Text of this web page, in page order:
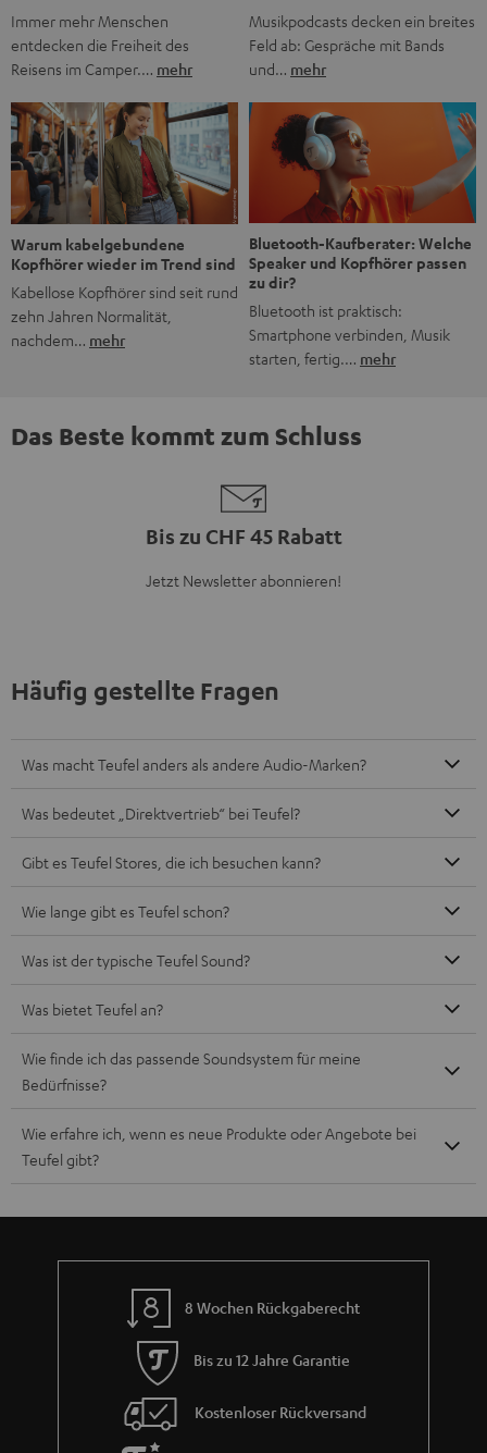
Immer mehr Menschen
entdecken die Freiheit des
Reisens im Camper.… mehr
Musikpodcasts decken ein breites
Feld ab: Gespräche mit Bands
und… mehr
Warum kabelgebundene
Kopfhörer wieder im Trend sind
Kabellose Kopfhörer sind seit rund
zehn Jahren Normalität,
nachdem… mehr
Bluetooth-Kaufberater: Welche
Speaker und Kopfhörer passen
zu dir?
Bluetooth ist praktisch:
Smartphone verbinden, Musik
starten, fertig.… mehr
Das Beste kommt zum Schluss
Bis zu CHF 45 Rabatt
Jetzt Newsletter abonnieren!
Häufig gestellte Fragen
Was macht Teufel anders als andere Audio-Marken?
Was bedeutet „Direktvertrieb“ bei Teufel?
Gibt es Teufel Stores, die ich besuchen kann?
Wie lange gibt es Teufel schon?
Was ist der typische Teufel Sound?
Was bietet Teufel an?
Wie finde ich das passende Soundsystem für meine
Bedürfnisse?
Wie erfahre ich, wenn es neue Produkte oder Angebote bei
Teufel gibt?
8 Wochen Rückgaberecht
Bis zu 12 Jahre Garantie
Kostenloser Rückversand